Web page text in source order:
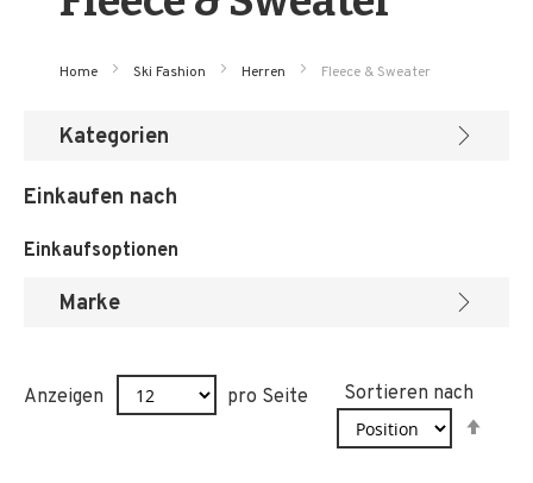
Home Ski Fashion Herren Fleece & Sweater
Anzeigen pro Seite
Sortieren nach
Kategorien
Einkaufen nach
Einkaufsoptionen
Marke